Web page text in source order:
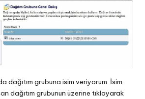
dağıtım grubuna isim veriyorum. İsim
dağıtım grubunun üzerine tıklayarak